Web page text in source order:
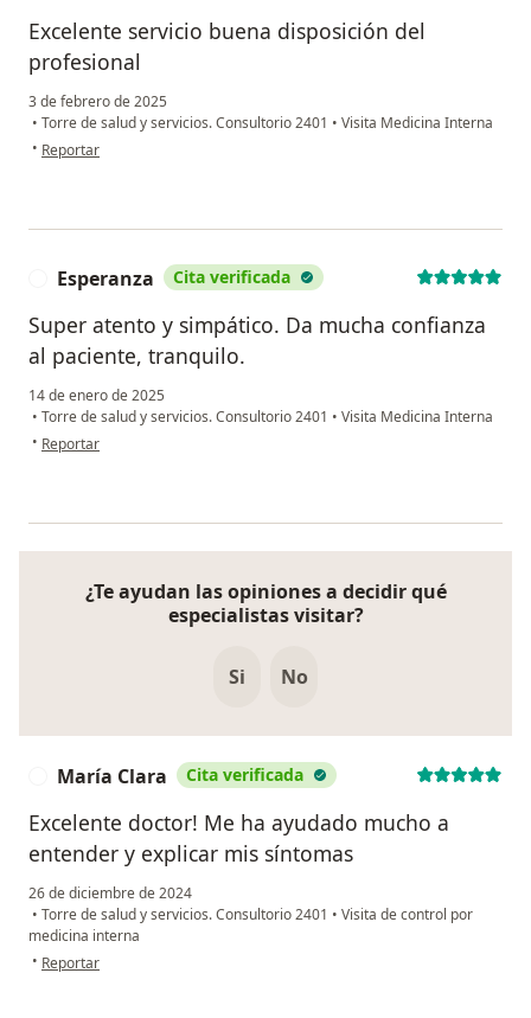
Excelente servicio buena disposición del
profesional
3 de febrero de 2025
• Torre de salud y servicios. Consultorio 2401 • Visita Medicina Interna
• en opinión del usuario Wiston
Reportar
Esperanza Cita verificada
Super atento y simpático. Da mucha confianza
al paciente, tranquilo.
14 de enero de 2025
• Torre de salud y servicios. Consultorio 2401 • Visita Medicina Interna
• en opinión del usuario Esperanza
Reportar
¿Te ayudan las opiniones a decidir qué
especialistas visitar?
Si No
María Clara Cita verificada
Excelente doctor! Me ha ayudado mucho a
entender y explicar mis síntomas
26 de diciembre de 2024
• Torre de salud y servicios. Consultorio 2401 • Visita de control por
medicina interna
• en opinión del usuario María Clara
Reportar